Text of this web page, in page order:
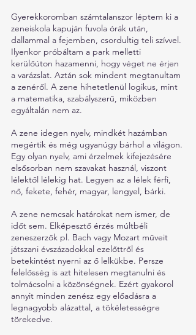
Gyerekkoromban számtalanszor léptem ki a
zeneiskola kapuján fuvola órák után,
dallammal a fejemben, csordultig teli szívvel.
Ilyenkor próbáltam a park melletti
kerülőúton hazamenni, hogy véget ne érjen
a varázslat. Aztán sok mindent megtanultam
a zenéről. A zene hihetetlenül logikus, mint
a matematika, szabályszerű, miközben
egyáltalán nem az.
A zene idegen nyelv, mindkét hazámban
megértik és még ugyanúgy bárhol a világon.
Egy olyan nyelv, ami érzelmek kifejezésére
elsősorban nem szavakat használ, viszont
lélektől lélekig hat. Legyen az a lélek férfi,
nő, fekete, fehér, magyar, lengyel, bárki.
A zene nemcsak határokat nem ismer, de
időt sem. Elképesztő érzés múltbéli
zeneszerzők pl. Bach vagy Mozart műveit
játszani évszázadokkal ezelőttről és
betekintést nyerni az ő lelkükbe. Persze
felelősség is azt hitelesen megtanulni és
tolmácsolni a közönségnek. Ezért gyakorol
annyit minden zenész egy előadásra a
legnagyobb alázattal, a tökéletességre
törekedve.